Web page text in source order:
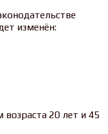
изменён:
20 лет и 45